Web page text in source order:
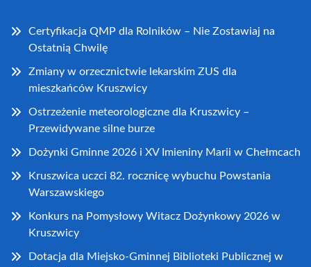
Certyfikacja QMP dla Rolników – Nie Zostawiaj na
Ostatnią Chwilę
Zmiany w orzecznictwie lekarskim ZUS dla
mieszkańców Kruszwicy
Ostrzeżenie meteorologiczne dla Kruszwicy –
Przewidywane silne burze
Dożynki Gminne 2026 i XV Imieniny Marii w Chełmcach
Kruszwica uczci 82. rocznicę wybuchu Powstania
Warszawskiego
Konkurs na Pomysłowy Witacz Dożynkowy 2026 w
Kruszwicy
Dotacja dla Miejsko-Gminnej Biblioteki Publicznej w